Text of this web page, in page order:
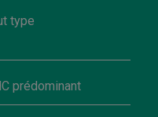
type
prédominant